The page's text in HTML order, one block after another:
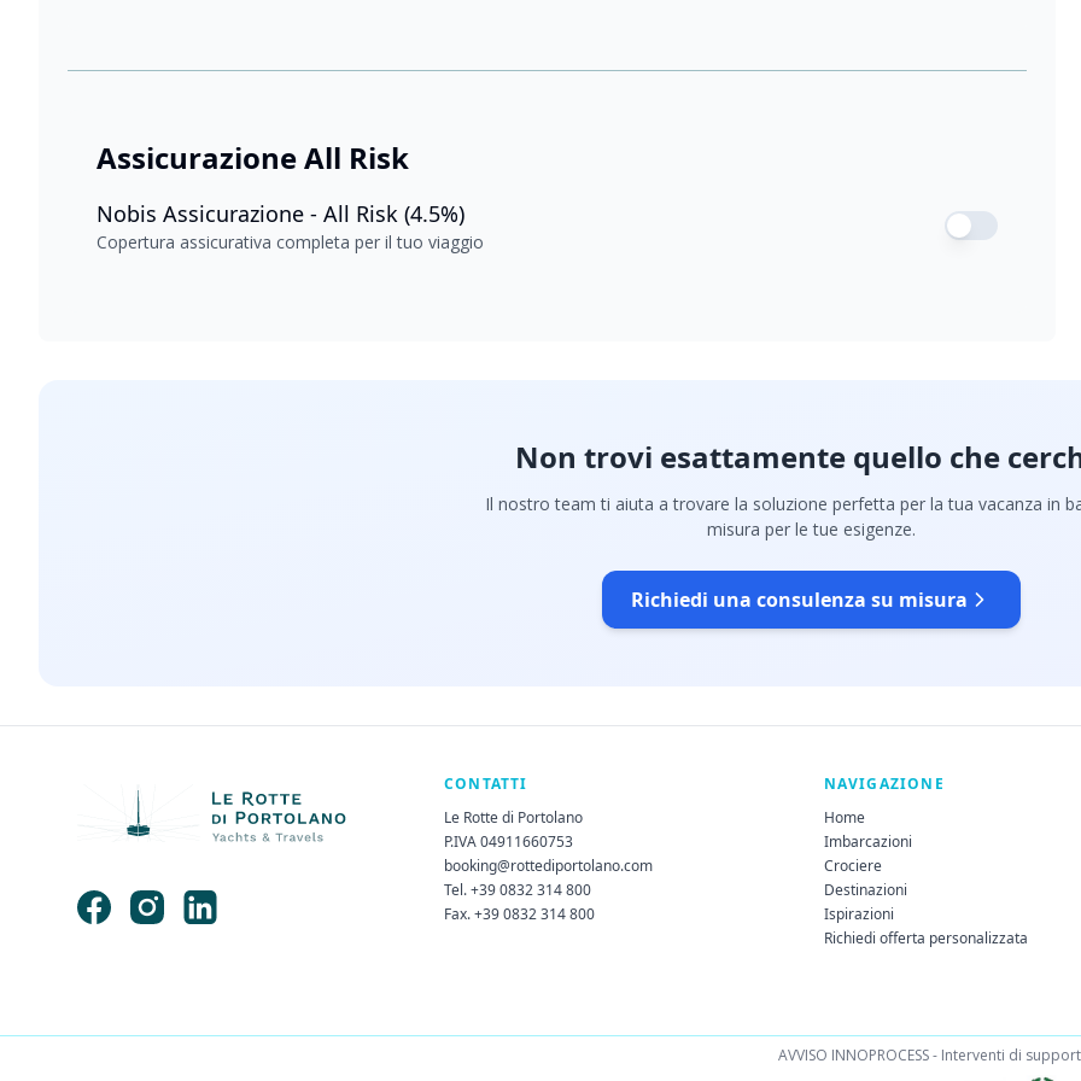
Assicurazione All Risk
Nobis Assicurazione - All Risk (4.5%)
Copertura assicurativa completa per il tuo viaggio
Non trovi esattamente quello che
Il nostro team ti aiuta a trovare la soluzione perfetta per la tua vacanza in
misura per le tue esigenze.
Richiedi una consulenza su misura
CONTATTI
Le Rotte di Portolano
P.IVA 04911660753
booking@rottediportolano.com
Tel. +39 0832 314 800
Fax. +39 0832 314 800
NAVIGAZIONE
Home
Imbarcazioni
Crociere
Destinazioni
Ispirazioni
Richiedi offerta personalizzata
AVVISO INNOPROCESS - Interventi di